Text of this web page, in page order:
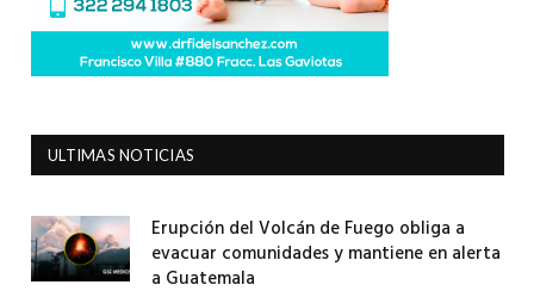
ULTIMAS NOTICIAS
Erupción del Volcán de Fuego obliga a
evacuar comunidades y mantiene en alerta
a Guatemala